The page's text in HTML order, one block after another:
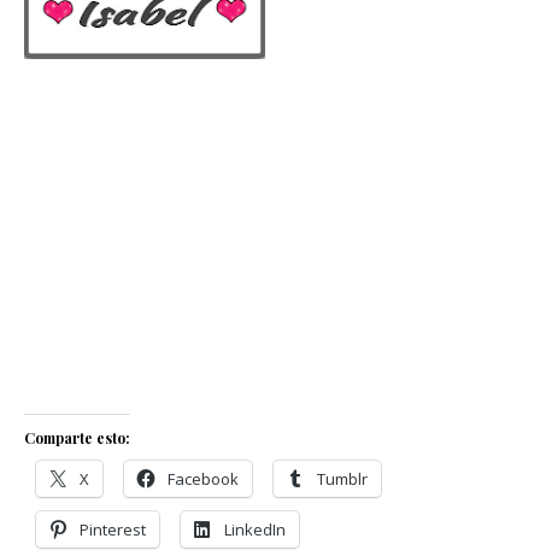
Comparte esto:
X Facebook Tumblr
Pinterest LinkedIn